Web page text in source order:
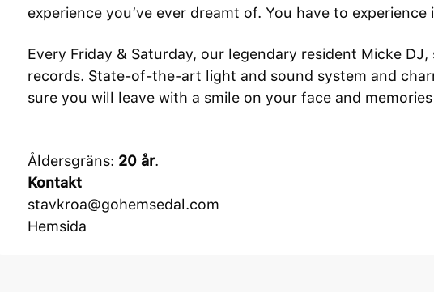
experience you’ve ever dreamt of. You have to
Every Friday & Saturday, our legendary resident Micke
records. State-of-the-art light and sound system and
sure you will leave with a smile on your face and
Åldersgräns: 20 år.
Kontakt
stavkroa@gohemsedal.com
Hemsida